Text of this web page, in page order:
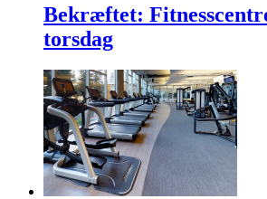
Bekræftet:
torsdag